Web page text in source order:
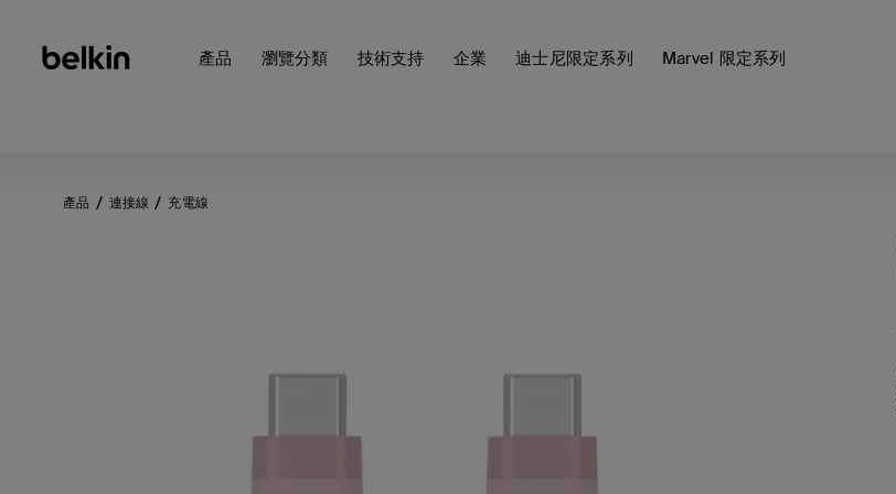
產品 瀏覽分類 技術支持 企業 迪士尼限定系列 Marvel 限定系列
產品 連接線 充電線